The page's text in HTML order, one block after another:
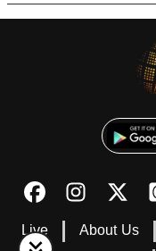
Live About Us